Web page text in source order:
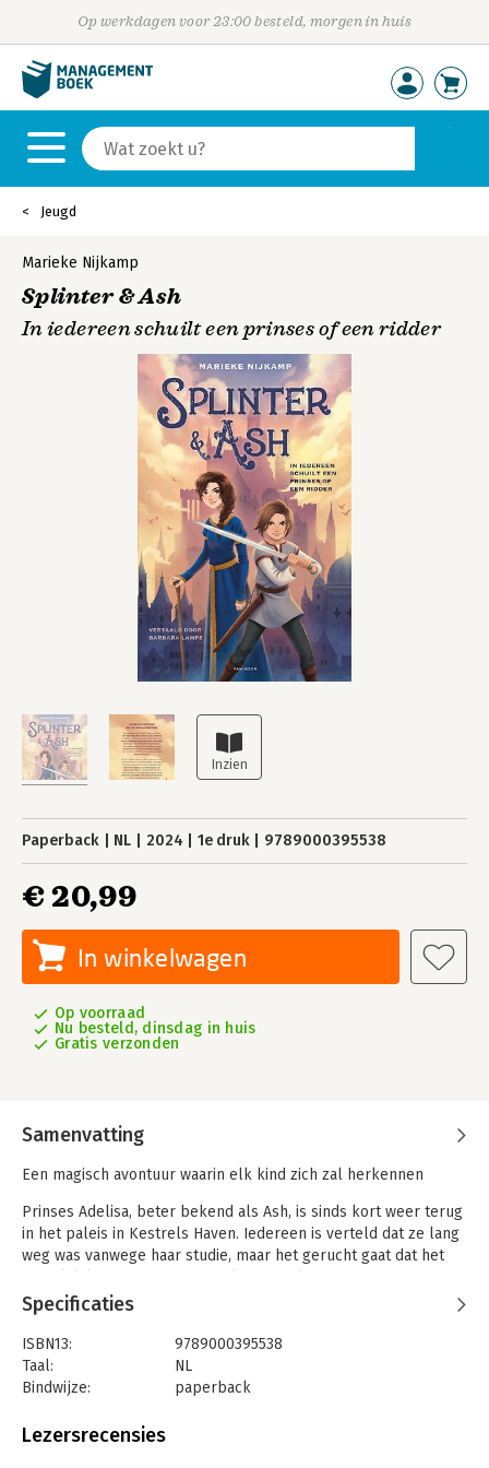
Op werkdagen voor 23:00 besteld, morgen in huis
Jeugd
Marieke Nijkamp
Splinter & Ash
In iedereen schuilt een prinses of een ridder
Paperback NL 2024 1e druk 9789000395538
€ 20,99
In winkelwagen
Op voorraad
Nu besteld, dinsdag in huis
Gratis verzonden
Samenvatting
Een magisch avontuur waarin elk kind zich zal herkennen
Prinses Adelisa, beter bekend als Ash, is sinds kort weer terug
in het paleis in Kestrels Haven. Iedereen is verteld dat ze lang
weg was vanwege haar studie, maar het gerucht gaat dat het
stok nodig om te lopen. De twaalfjarige Splinter kent Kestrels
Haven op haar duimpje. Ze is fel, altijd in voor avontuur en
droomt ervan om ridder te worden – een wens die haar familie
absoluut niet steunt.
Als Ash en Splinter elkaar toevallig tegenkomen, vinden ze
elkaar in hun wens om zich te bewijzen. Ze weigeren te
accepteren dat prinsessen geen schildknaap nodig hebben én
Specificaties
ISBN13:
9789000395538
Taal:
NL
Bindwijze:
paperback
Uitgever:
Lezersrecensies